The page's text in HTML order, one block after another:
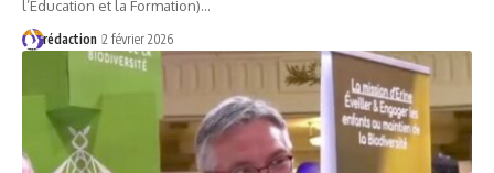
l’Éducation et la Formation)…
rédaction 2 février 2026